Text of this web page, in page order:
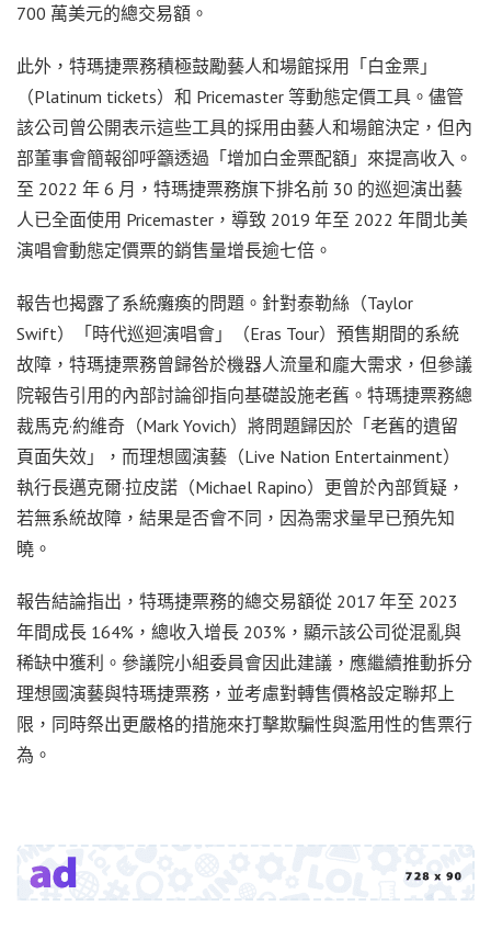
700 萬美元的總交易額。
此外，特瑪捷票務積極鼓勵藝人和場館採用「白金票」
（Platinum tickets）和 Pricemaster 等動態定價工具。儘管
該公司曾公開表示這些工具的採用由藝人和場館決定，但內
部董事會簡報卻呼籲透過「增加白金票配額」來提高收入。
至 2022 年 6 月，特瑪捷票務旗下排名前 30 的巡迴演出藝
人已全面使用 Pricemaster，導致 2019 年至 2022 年間北美
演唱會動態定價票的銷售量增長逾七倍。
報告也揭露了系統癱瘓的問題。針對泰勒絲（Taylor
Swift）「時代巡迴演唱會」（Eras Tour）預售期間的系統
故障，特瑪捷票務曾歸咎於機器人流量和龐大需求，但參議
院報告引用的內部討論卻指向基礎設施老舊。特瑪捷票務總
裁馬克·約維奇（Mark Yovich）將問題歸因於「老舊的遺留
頁面失效」，而理想國演藝（Live Nation Entertainment）
執行長邁克爾·拉皮諾（Michael Rapino）更曾於內部質疑，
若無系統故障，結果是否會不同，因為需求量早已預先知
曉。
報告結論指出，特瑪捷票務的總交易額從 2017 年至 2023
年間成長 164%，總收入增長 203%，顯示該公司從混亂與
稀缺中獲利。參議院小組委員會因此建議，應繼續推動拆分
理想國演藝與特瑪捷票務，並考慮對轉售價格設定聯邦上
限，同時祭出更嚴格的措施來打擊欺騙性與濫用性的售票行
為。